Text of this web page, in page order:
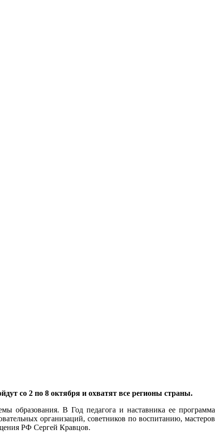
со 2 по 8 октября и охватят все регионы страны.
образования. В Год педагога и наставника ее программа
организаций, советников по воспитанию, мастеров
РФ Сергей Кравцов.